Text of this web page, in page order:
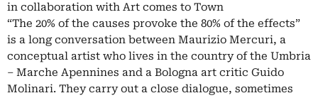
in collaboration with Art comes to Town
“The 20% of the causes provoke the 80% of the effects”
is a long conversation between Maurizio Mercuri, a
conceptual artist who lives in the country of the Umbria
– Marche Apennines and a Bologna art critic Guido
Molinari. They carry out a close dialogue, sometimes